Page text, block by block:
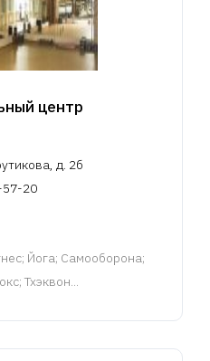
центр
д. 2б
57-20
Йога; Самооборона;
Тхэквон...